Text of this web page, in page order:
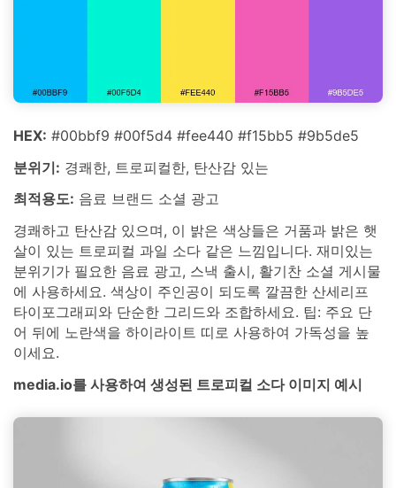
HEX: #00bbf9 #00f5d4 #fee440 #f15bb5 #9b5de5
분위기: 경쾌한, 트로피컬한, 탄산감 있는
최적용도: 음료 브랜드 소셜 광고
경쾌하고 탄산감 있으며, 이 밝은 색상들은 거품과 밝은 햇
살이 있는 트로피컬 과일 소다 같은 느낌입니다. 재미있는
분위기가 필요한 음료 광고, 스낵 출시, 활기찬 소셜 게시물
에 사용하세요. 색상이 주인공이 되도록 깔끔한 산세리프
타이포그래피와 단순한 그리드와 조합하세요. 팁: 주요 단
어 뒤에 노란색을 하이라이트 띠로 사용하여 가독성을 높
이세요.
media.io를 사용하여 생성된 트로피컬 소다 이미지 예시